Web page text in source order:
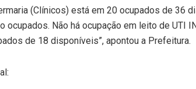
(Clínicos) está em 20 ocupados de 36
Não há ocupação em leito de UTI
de 18 disponíveis”, apontou a Prefeitura.